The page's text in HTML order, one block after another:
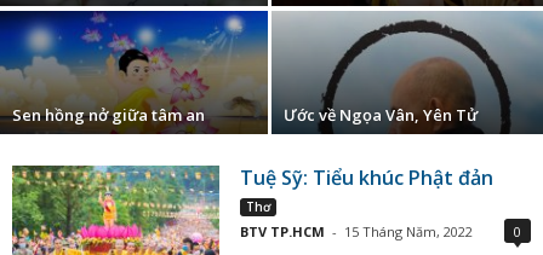
Sen hồng nở giữa tâm an Ước về Ngọa Vân, Yên Tử
Tuệ Sỹ: Tiểu khúc Phật đản
Thơ
BTV TP.HCM - 15 Tháng Năm, 2022 0